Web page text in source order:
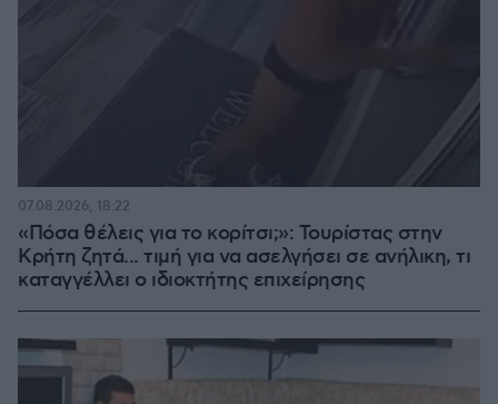
«Πόσα θέλεις για το κορίτσι;»: Τουρίστας στην
Κρήτη ζητά... τιμή για να ασελγήσει σε ανήλικη, τι
καταγγέλλει ο ιδιοκτήτης επιχείρησης
07.08.2026, 18:22